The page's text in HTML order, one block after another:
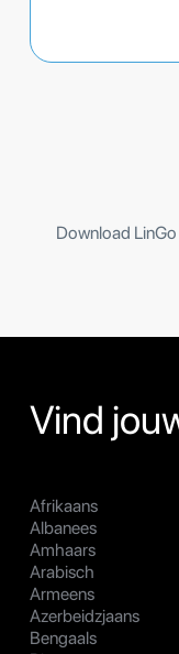
Download
Vind
Afrikaans
Albanees
Amhaars
Arabisch
Armeens
Azerbeidzjaans
Bengaals